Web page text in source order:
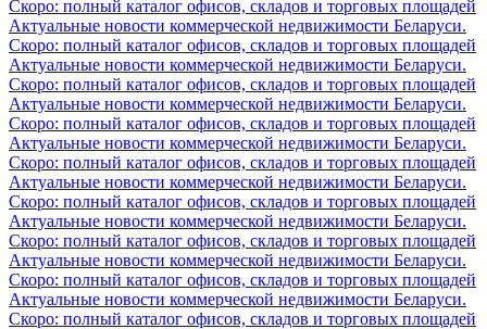
Скоро: полный каталог офисов, складов и торговых площадей
Актуальные новости коммерческой недвижимости Беларуси.
Скоро: полный каталог офисов, складов и торговых площадей
Актуальные новости коммерческой недвижимости Беларуси.
Скоро: полный каталог офисов, складов и торговых площадей
Актуальные новости коммерческой недвижимости Беларуси.
Скоро: полный каталог офисов, складов и торговых площадей
Актуальные новости коммерческой недвижимости Беларуси.
Скоро: полный каталог офисов, складов и торговых площадей
Актуальные новости коммерческой недвижимости Беларуси.
Скоро: полный каталог офисов, складов и торговых площадей
Актуальные новости коммерческой недвижимости Беларуси.
Скоро: полный каталог офисов, складов и торговых площадей
Актуальные новости коммерческой недвижимости Беларуси.
Скоро: полный каталог офисов, складов и торговых площадей
Актуальные новости коммерческой недвижимости Беларуси.
Скоро: полный каталог офисов, складов и торговых площадей